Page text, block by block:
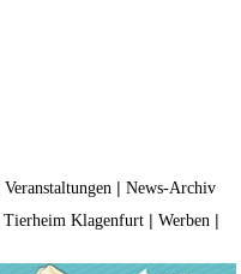
|News-Archiv
Tierheim Klagenfurt |Werben |